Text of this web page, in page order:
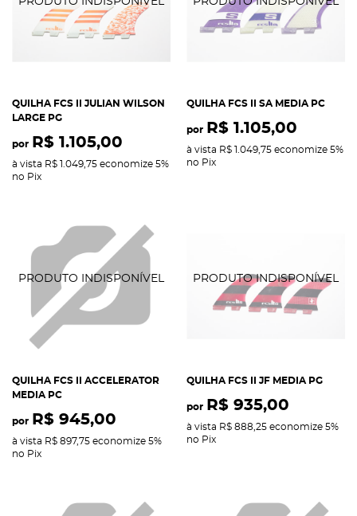
QUILHA FCS II JULIAN WILSON
LARGE PG
por R$ 1.105,00
à vista R$ 1.049,75 economize 5%
no Pix
QUILHA FCS II SA MEDIA PC
por R$ 1.105,00
à vista R$ 1.049,75 economize 5%
no Pix
QUILHA FCS II ACCELERATOR
MEDIA PC
por R$ 945,00
à vista R$ 897,75 economize 5%
no Pix
QUILHA FCS II JF MEDIA PG
por R$ 935,00
à vista R$ 888,25 economize 5%
no Pix